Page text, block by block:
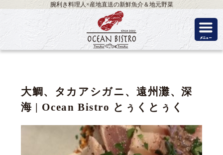
腕利き料理人×産地直送の新鮮魚介＆地元野菜
大鯛、タカアシガニ、遠州灘、深
海 | Ocean Bistro とぅくとぅく